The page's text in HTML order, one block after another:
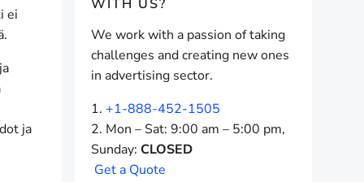
ei
ja
WITH US?
We work with a passion of taking
challenges and creating new ones
in advertising sector.
+1-888-452-1505
Mon – Sat: 9:00 am – 5:00 pm,
Sunday: CLOSED
Geta Quote